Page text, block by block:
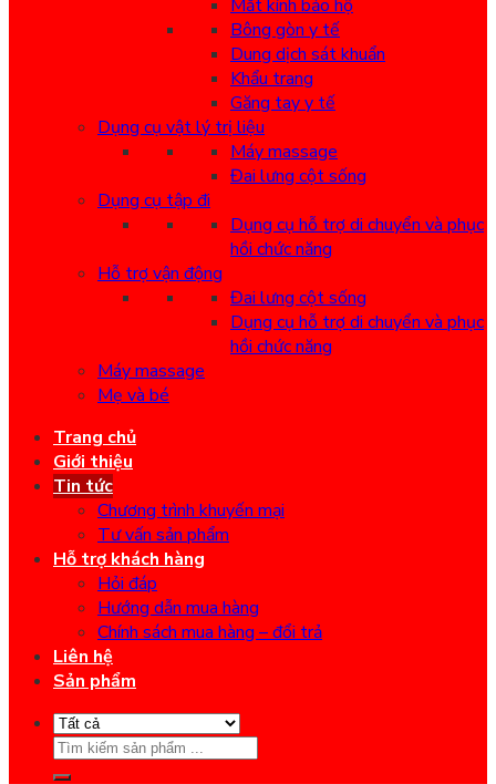
Mắt kính bảo hộ
Bông gòn y tế
Dung dịch sát khuẩn
Khẩu trang
Găng tay y tế
Dụng cụ vật lý trị liệu
Máy massage
Đai lưng cột sống
Dụng cụ tập đi
Dụng cụ hỗ trợ di chuyển và phục
hồi chức năng
Hỗ trợ vận động
Đai lưng cột sống
Dụng cụ hỗ trợ di chuyển và phục
hồi chức năng
Máy massage
Mẹ và bé
Trang chủ
Giới thiệu
Tin tức
Chương trình khuyến mại
Tư vấn sản phẩm
Hỗ trợ khách hàng
Hỏi đáp
Hướng dẫn mua hàng
Chính sách mua hàng – đổi trả
Liên hệ
Sản phẩm
Search
for: